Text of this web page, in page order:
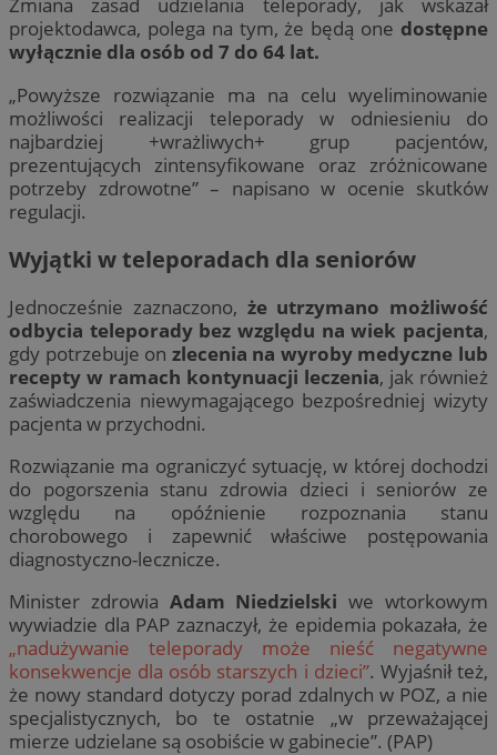
Zmiana zasad udzielania teleporady, jak wskazał
projektodawca, polega na tym, że będą one dostępne
wyłącznie dla osób od 7 do 64 lat.
„Powyższe rozwiązanie ma na celu wyeliminowanie
możliwości realizacji teleporady w odniesieniu do
najbardziej +wrażliwych+ grup pacjentów,
prezentujących zintensyfikowane oraz zróżnicowane
potrzeby zdrowotne” – napisano w ocenie skutków
regulacji.
Wyjątki w teleporadach dla seniorów
Jednocześnie zaznaczono, że utrzymano możliwość
odbycia teleporady bez względu na wiek pacjenta,
gdy potrzebuje on zlecenia na wyroby medyczne lub
recepty w ramach kontynuacji leczenia, jak również
zaświadczenia niewymagającego bezpośredniej wizyty
pacjenta w przychodni.
Rozwiązanie ma ograniczyć sytuację, w której dochodzi
do pogorszenia stanu zdrowia dzieci i seniorów ze
względu na opóźnienie rozpoznania stanu
chorobowego i zapewnić właściwe postępowania
diagnostyczno-lecznicze.
Minister zdrowia Adam Niedzielski we wtorkowym
wywiadzie dla PAP zaznaczył, że epidemia pokazała, że
„nadużywanie teleporady może nieść negatywne
konsekwencje dla osób starszych i dzieci”. Wyjaśnił też,
że nowy standard dotyczy porad zdalnych w POZ, a nie
specjalistycznych, bo te ostatnie „w przeważającej
mierze udzielane są osobiście w gabinecie”. (PAP)